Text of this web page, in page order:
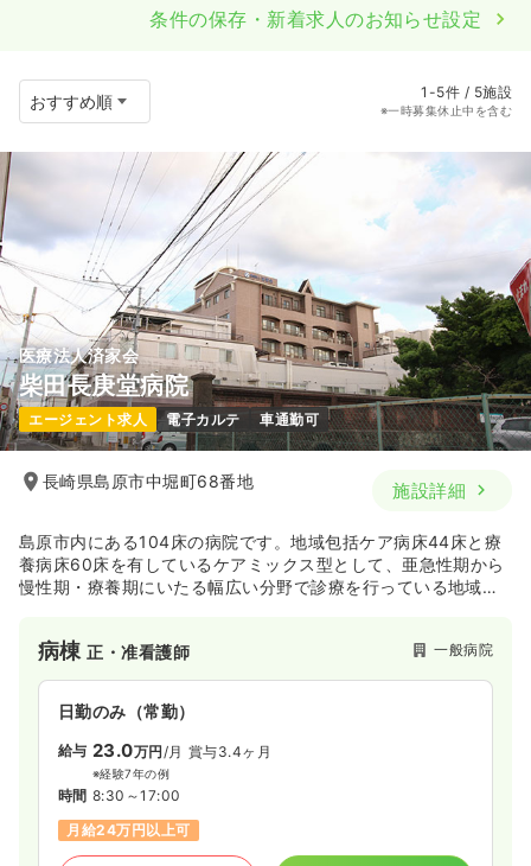
条件の保存・新着求人のお知らせ設定
1-5件 / 5施設
※一時募集休止中を含む
医療法人済家会
柴田長庚堂病院
エージェント求人 電子カルテ 車通勤可
長崎県島原市中堀町68番地 施設詳細
島原市内にある104床の病院です。地域包括ケア病床44床と療
養病床60床を有しているケアミックス型として、亜急性期から
慢性期・療養期にいたる幅広い分野で診療を行っている地域密
病棟正・准看護師 一般病院
日勤のみ（常勤）
給与 23.0万円 /月 賞与3.4ヶ月
※経験7年の例
時間 8:30～17:00
月給24万円以上可